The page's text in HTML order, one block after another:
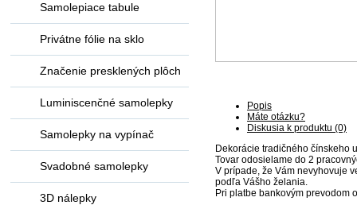
Popis
Máte otázku?
Diskusia k produktu (0)
Dekorácie tradičného čínskeho
Tovar odosielame do 2
V prípade, že Vám nevyhovuje
podľa Vášho želania.
Pri platbe bankovým prevodom
Samolepiace tabule
Privátne fólie na sklo
Značenie presklených plôch
Luminiscenčné samolepky
Samolepky na vypínač
Svadobné samolepky
3D nálepky